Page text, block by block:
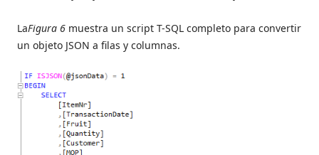
LaFigura 6 muestra un script T-SQL completo para convertir
un objeto JSON a filas y columnas.